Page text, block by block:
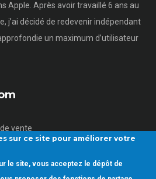
Apple. Après avoir travaillé 6 ans au
j’ai décidé de redevenir indépendant
un maximum d’utilisateur
vente
personnelles
sur ce site pour améliorer votre
le site, vous acceptez le dépôt de